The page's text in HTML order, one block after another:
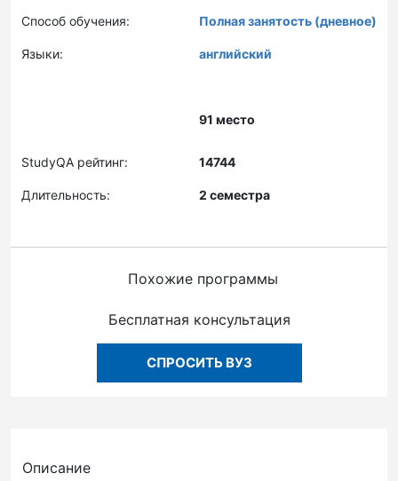
Способ обучения: Полная занятость (дневное)
Языки: английский
91 место
StudyQA рейтинг: 14744
Длительность: 2 семестра
Похожие программы
Бесплатная консультация
СПРОСИТЬ ВУЗ
Описание